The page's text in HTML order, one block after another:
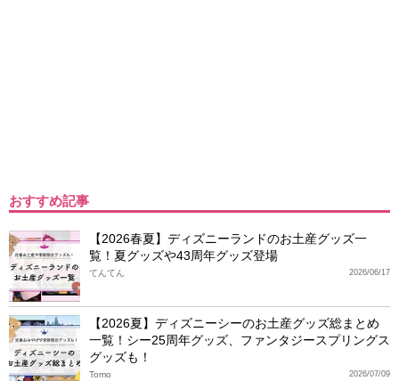
おすすめ記事
【2026春夏】ディズニーランドのお土産グッズ一
覧！夏グッズや43周年グッズ登場
2026/06/17
てんてん
【2026夏】ディズニーシーのお土産グッズ総まとめ
一覧！シー25周年グッズ、ファンタジースプリングス
グッズも！
2026/07/09
Tomo